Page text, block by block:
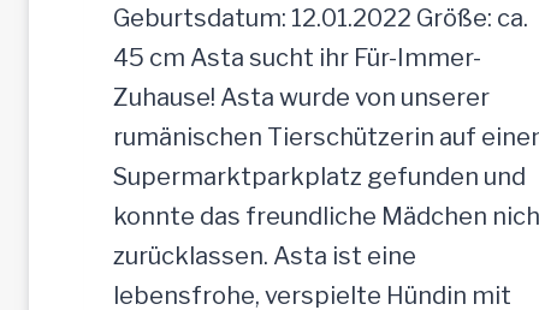
Geburtsdatum: 12.01.2022 Größe: ca.
45 cm Asta sucht ihr Für-Immer-
Zuhause! Asta wurde von unserer
rumänischen Tierschützerin auf
Supermarktparkplatz gefunden und
konnte das freundliche Mädchen
zurücklassen. Asta ist eine
lebensfrohe, verspielte Hündin mit